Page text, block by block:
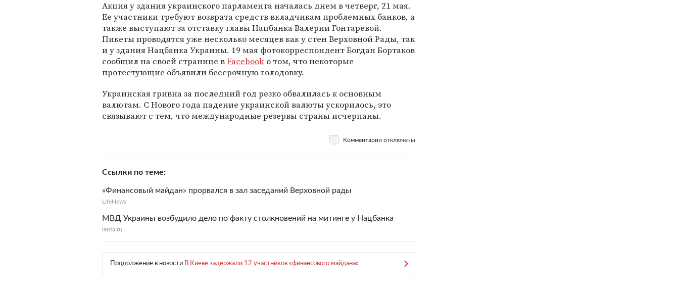
Акция у здания украинского парламента началась днем в четверг, 21 мая.
Ее участники требуют возврата средств вкладчикам проблемных банков, а
также выступают за отставку главы Нацбанка Валерии Гонтаревой.
Пикеты проводятся уже несколько месяцев как у стен Верховной Рады, так
и у здания Нацбанка Украины. 19 мая фотокорреспондент Богдан Бортаков
сообщил на своей странице вFacebook о том, что некоторые
протестующие объявили бессрочную голодовку.
Украинская гривна за последний год резко обвалилась к основным
валютам. С Нового года падение украинской валюты ускорилось, это
связывают с тем, что международные резервы страны исчерпаны.
Комментарии отключены
Ссылки по теме
«Финансовый майдан» прорвался в зал заседаний Верховной рады
LifeNews
МВД Украины возбудило дело по факту столкновений на митинге у Нацбанка
lenta.ru
Продолжение в новости В Киеве задержали 12 участников «финансового майдана»